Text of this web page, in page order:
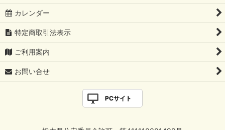
カレンダー
特定商取引法表示
ご利用案内
お問い合せ
PCサイト